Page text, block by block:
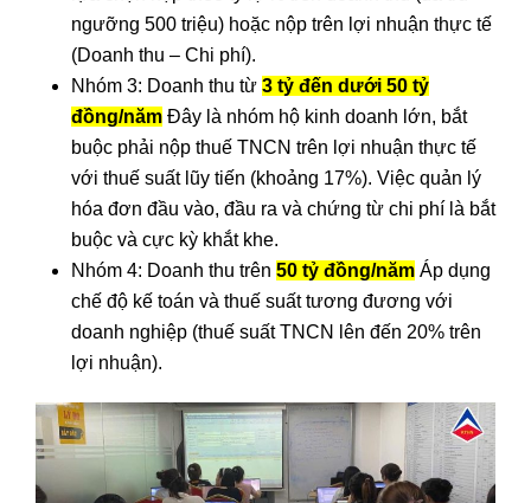
ngưỡng 500 triệu) hoặc nộp trên lợi nhuận thực tế
(Doanh thu – Chi phí).
Nhóm 3: Doanh thu từ 3 tỷ đến dưới 50 tỷ
đồng/năm Đây là nhóm hộ kinh doanh lớn, bắt
buộc phải nộp thuế TNCN trên lợi nhuận thực tế
với thuế suất lũy tiến (khoảng 17%). Việc quản lý
hóa đơn đầu vào, đầu ra và chứng từ chi phí là bắt
buộc và cực kỳ khắt khe.
Nhóm 4: Doanh thu trên 50 tỷ đồng/năm Áp dụng
chế độ kế toán và thuế suất tương đương với
doanh nghiệp (thuế suất TNCN lên đến 20% trên
lợi nhuận).